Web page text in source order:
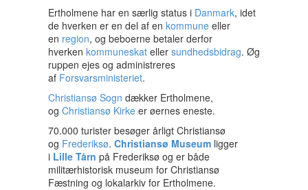
Ertholmene har en særlig status i Danmark, idet
de hverken er en del af en kommune eller
en region, og beboerne betaler derfor
hverken kommuneskat eller sundhedsbidrag. Øg
ruppen ejes og administreres
af Forsvarsministeriet.
Christiansø Sogn dækker Ertholmene,
og Christiansø Kirke er øernes eneste.
70.000 turister besøger årligt Christiansø
og Frederiksø. Christiansø Museum ligger
i Lille Tårn på Frederiksø og er både
militærhistorisk museum for Christiansø
Fæstning og lokalarkiv for Ertholmene.